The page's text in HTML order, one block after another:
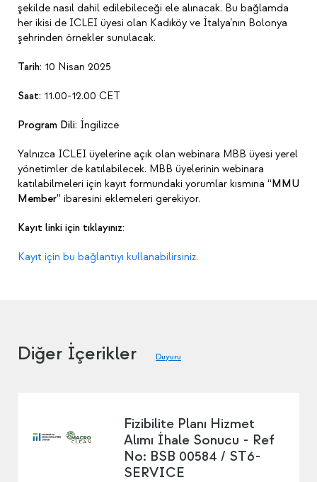
şekilde nasıl dahil edilebileceği ele alınacak. Bu bağlamda
her ikisi de ICLEI üyesi olan Kadıköy ve İtalya’nın Bolonya
şehrinden örnekler sunulacak.
Tarih: 10 Nisan 2025
Saat: 11.00-12.00 CET
Program Dili: İngilizce
Yalnızca ICLEI üyelerine açık olan webinara MBB üyesi yerel
yönetimler de katılabilecek. MBB üyelerinin webinara
katılabilmeleri için kayıt formundaki yorumlar kısmına “MMU
Member” ibaresini eklemeleri gerekiyor.
Kayıt linki için tıklayınız:
Kayıt için bu bağlantıyı kullanabilirsiniz.
Diğer İçerikler Duyuru
Fizibilite Planı Hizmet
Alımı İhale Sonucu - Ref
No: BSB 00584 / ST6-
SERVICE